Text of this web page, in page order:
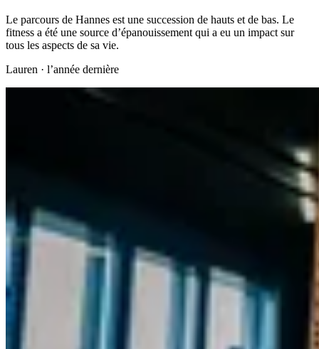
Le parcours de Hannes est une succession de hauts et de bas. Le
fitness a été une source d’épanouissement qui a eu un impact sur
tous les aspects de sa vie.
Lauren · l’année dernière